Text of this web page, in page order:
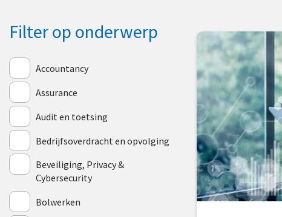
Filter op onderwerp
Accountancy
Assurance
Audit en toetsing
Bedrijfsoverdracht en opvolging
Beveiliging, Privacy &
Cybersecurity
Bolwerken